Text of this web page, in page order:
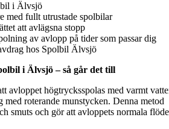
i Älvsjö
med fullt utrustade spolbilar
att avlägsna stopp
av avlopp på tider som passar dig
hos Spolbil Älvsjö
i Älvsjö – så går det till
avloppet högtrycksspolas med varmt
med roterande munstycken. Denna metod
smuts och gör att avloppets normala flöde